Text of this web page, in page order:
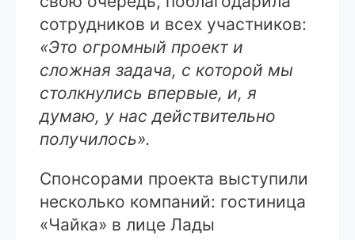
сотрудников и всех участников:
«Это огромный проект и
сложная задача, с которой мы
столкнулись впервые, и, я
думаю, у нас действительно
получилось».
Спонсорами проекта выступили
несколько компаний: гостиница
«Чайка» в лице Лады